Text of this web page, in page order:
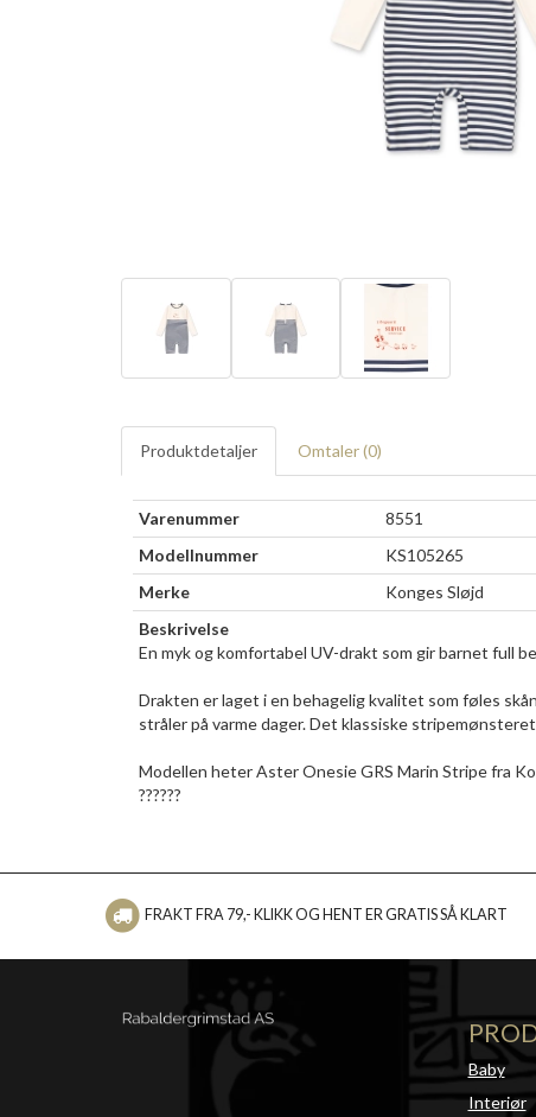
Produktdetaljer Omtaler (0)
Varenummer
8551
Modellnummer
KS105265
Merke
Konges Sløjd
Beskrivelse
En myk og komfortabel UV-drakt som gir barnet full
Drakten er laget i en behagelig kvalitet som føles
stråler på varme dager. Det klassiske
Modellen heter Aster Onesie GRS Marin Stripe fra
??????
FRAKT FRA 79,- KLIKK OG HENT ER GRATIS SÅ KLART
Baby
Interiør